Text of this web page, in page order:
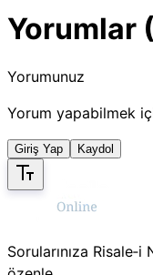
Yorumlar
Yorumunuz
Yorum yapabilmek
Giriş Yap Kaydol
Sorularınıza